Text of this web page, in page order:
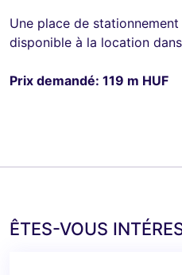
Une place de
disponible à la location
Prix demandé: 119 m HUF
ÊTES-VOUS